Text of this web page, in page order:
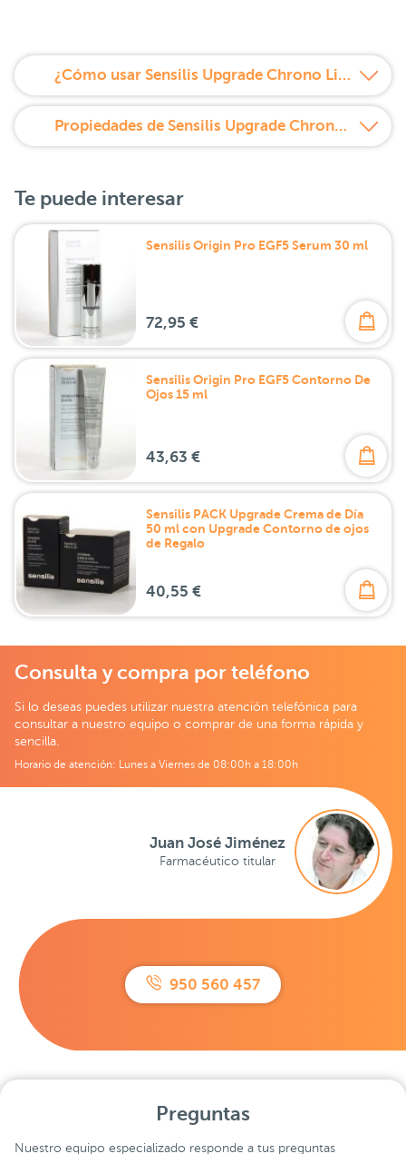
¿Cómo usar Sensilis Upgrade Chrono Lift Filler & Blur 30 ml?
Propiedades de Sensilis Upgrade Chrono Lift Filler & Blur 30 ml
Te puede interesar
Sensilis Origin Pro EGF5 Serum 30 ml
72,95 €
Sensilis Origin Pro EGF5 Contorno De
Ojos 15 ml
43,63 €
Sensilis PACK Upgrade Crema de Día
50 ml con Upgrade Contorno de ojos
de Regalo
40,55 €
Consulta y compra por teléfono
Si lo deseas puedes utilizar nuestra atención telefónica para
consultar a nuestro equipo o comprar de una forma rápida y
sencilla.
Horario de atención: Lunes a Viernes de 08:00h a 18:00h
950 560 457
Juan José Jiménez
Farmacéutico titular
Preguntas
Nuestro equipo especializado responde a tus preguntas